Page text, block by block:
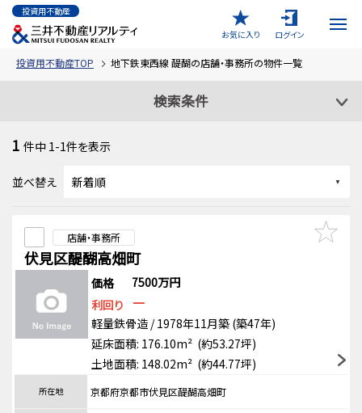
投資用不動産
お気に入り
ログイン
投資用不動産TOP 地下鉄東西線 醍醐の店舗・事務所の物件一覧
検索条件
1 件中 1-1件を表示
並べ替え
店舗・事務所
伏見区醍醐高畑町
価格
7500万円
利回り
－
軽量鉄骨造 / 1978年11月築 (築47年)
延床面積: 176.10m² (約53.27坪)
土地面積: 148.02m² (約44.77坪)
所在地 京都府京都市伏見区醍醐高畑町